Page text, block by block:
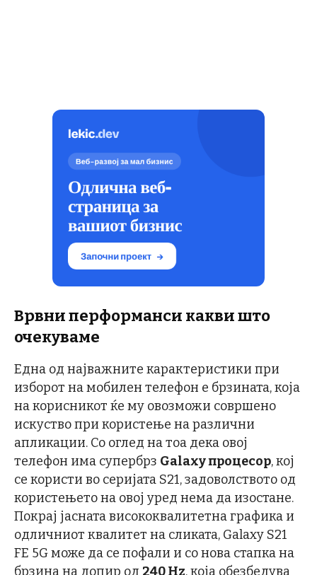
Врвни перформанси каквишто
очекуваме
Една од најважните карактеристики при
изборот на мобилен телефон е брзината, која
на корисникот ќе му овозможи совршено
искуство при користење на различни
апликации. Со оглед на тоа дека овој
телефон има супербрз Galaxy процесор, кој
се користи во серијата S21, задоволството од
користењето на овој уред нема да изостане.
Покрај јасната висококвалитетна графика и
одличниот квалитет на сликата, Galaxy S21
FE 5G може да се пофали и со нова стапка на
брзина на допир од 240 Hz, која обезбедува